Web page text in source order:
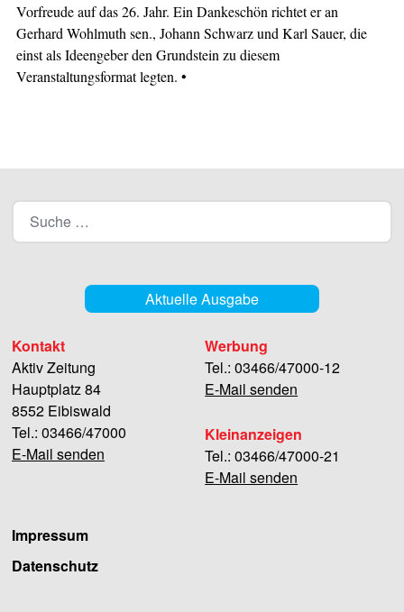
Vorfreude auf das 26. Jahr. Ein Dankeschön richtet er an
Gerhard Wohlmuth sen., Johann Schwarz und Karl Sauer, die
einst als Ideengeber den Grundstein zu diesem
Veranstaltungsformat legten. •
Aktuelle Ausgabe
Kontakt
Aktiv Zeitung
Hauptplatz 84
8552 Eibiswald
Tel.: 03466/47000
E-Mail senden
Werbung
Tel.: 03466/47000-12
E-Mail senden
Kleinanzeigen
Tel.: 03466/47000-21
E-Mail senden
Impressum
Datenschutz